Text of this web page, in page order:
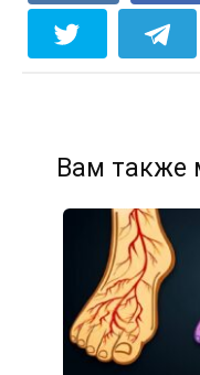
Вам также